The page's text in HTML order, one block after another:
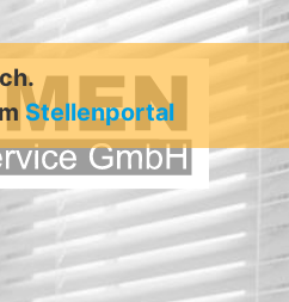
Stellenportal